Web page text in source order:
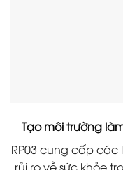
Tạo môi trường
RP03 cung cấp
rủi ro về sức khỏe